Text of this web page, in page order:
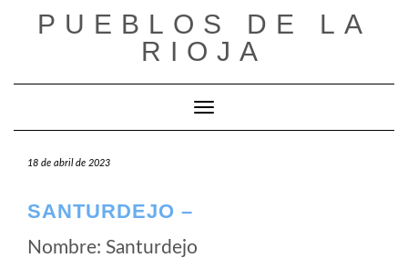
PUEBLOS DE LA
RIOJA
Cambiar modo de navegación
18 de abril de 2023
SANTURDEJO –
Nombre: Santurdejo